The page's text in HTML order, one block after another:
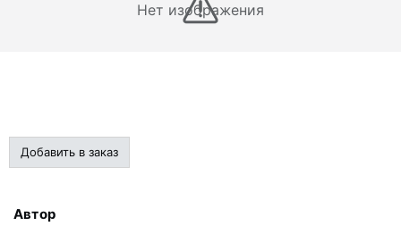
Нет изображения
Добавить в заказ
Автор